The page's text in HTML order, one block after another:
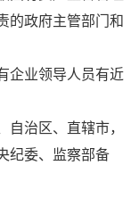
的政府主管部门和
业领导人员有近
治区、直辖市，
纪委、监察部备